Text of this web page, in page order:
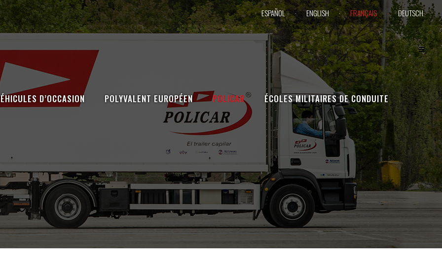
ESPAÑOL ENGLISH FRANÇAIS DEUTSCH
D’OCCASION POLYVALENT EUROPÉEN POLICAR ÉCOLES MILITAIRES DE CONDUITE